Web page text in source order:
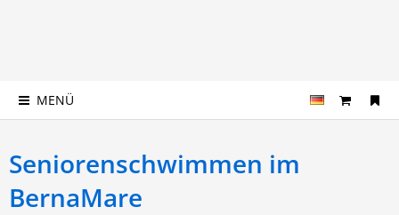
MENÜ
Seniorenschwimmen im
BernaMare